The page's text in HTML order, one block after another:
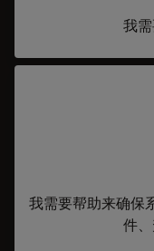
我
我需要帮助来确保
件